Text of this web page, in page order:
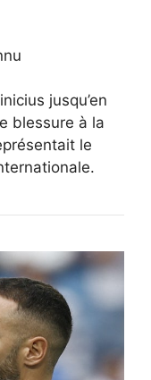
jusqu’en
blessure à la
le